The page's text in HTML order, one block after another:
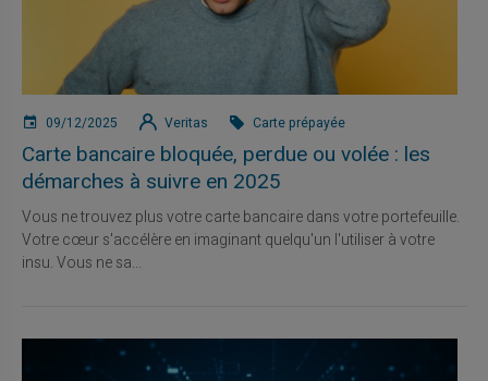
09/12/2025 Veritas Carte prépayée
Carte bancaire bloquée, perdue ou volée : les
démarches à suivre en 2025
Vous ne trouvez plus votre carte bancaire dans votre portefeuille.
Votre cœur s'accélère en imaginant quelqu'un l'utiliser à votre
insu. Vous ne sa...